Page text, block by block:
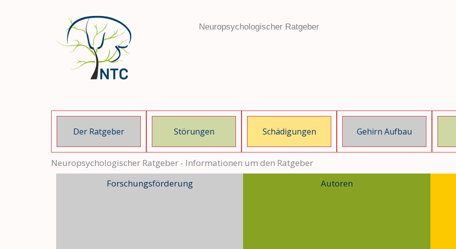
Neuropsychologischer Ratgeber
Der Ratgeber Störungen Schädigungen Gehirn Aufbau
Neuropsychologischer Ratgeber - Informationen um den Ratgeber
Forschungsförderung Autoren